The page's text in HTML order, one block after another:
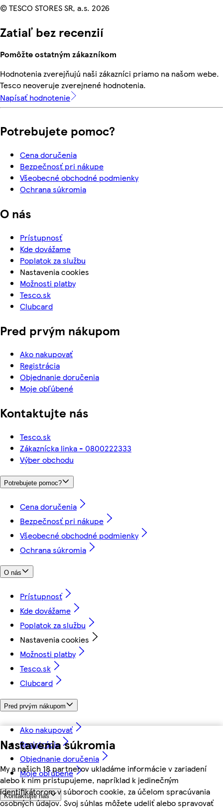
Nastavenia súkromia
My a našich 18 partnerov ukladáme informácie v zariadení
alebo k nim pristupujeme, napríklad k jedinečným
identifikátorom v súboroch cookie, za účelom spracúvania
osobných údajov. Svoj súhlas môžete udeliť alebo spravovať
© TESCO STORES SR, a.s. 2026
Zatiaľ bez recenzií
Pomôžte ostatným zákazníkom
Hodnotenia zverejňujú naši zákazníci priamo na našom webe.
Tesco neoveruje zverejnené hodnotenia.
Napísať hodnotenie
Potrebujete pomoc?
Cena doručenia
Bezpečnosť pri nákupe
Všeobecné obchodné podmienky
Ochrana súkromia
O nás
Prístupnosť
Kde dovážame
Poplatok za službu
Nastavenia cookies
Možnosti platby
Tesco.sk
Clubcard
Pred prvým nákupom
Ako nakupovať
Registrácia
Objednanie doručenia
Moje obľúbené
Kontaktujte nás
Tesco.sk
Zákaznícka linka - 0800222333
Výber obchodu
Potrebujete pomoc?
Cena doručenia
Bezpečnosť pri nákupe
Všeobecné obchodné podmienky
Ochrana súkromia
O nás
Prístupnosť
Kde dovážame
Poplatok za službu
Nastavenia cookies
Možnosti platby
Tesco.sk
Clubcard
Pred prvým nákupom
Ako nakupovať
Registrácia
Objednanie doručenia
Moje obľúbené
Kontaktujte nás